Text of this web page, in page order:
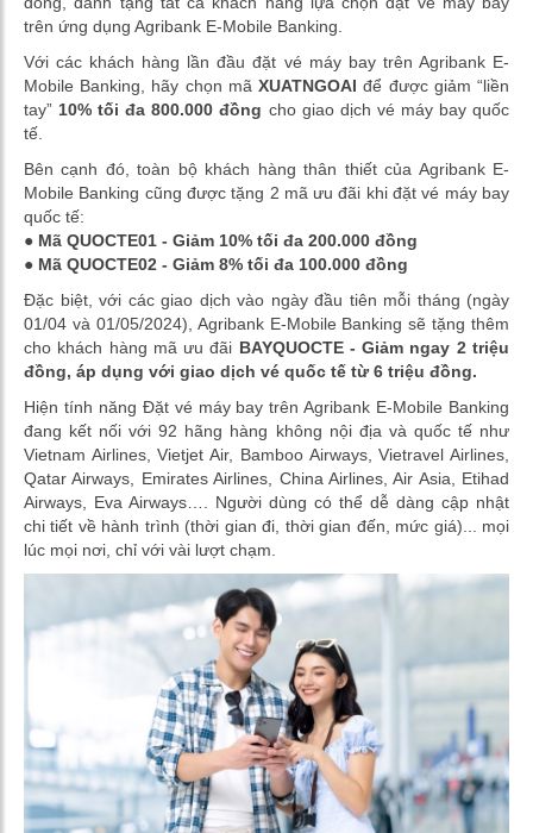
trên ứng dụng Agribank E-Mobile Banking.
Với các khách hàng lần đầu đặt vé máy bay trên Agribank E-
Mobile Banking, hãy chọn mãXUATNGOAI để được giảm “liền
tay”10% tối đa 800.000 đồng cho giao dịch vé máy bay quốc
tế.
Bên cạnh đó, toàn bộ khách hàng thân thiết của Agribank E-
Mobile Banking cũng được tặng 2 mã ưu đãi khi đặt vé máy bay
quốc tế:
● Mã QUOCTE01 - Giảm 10% tối đa 200.000 đồng
● Mã QUOCTE02 - Giảm 8% tối đa 100.000 đồng
Đặc biệt, với các giao dịch vào ngày đầu tiên mỗi tháng (ngày
01/04 và 01/05/2024), Agribank E-Mobile Banking sẽ tặng thêm
cho khách hàng mã ưu đãi BAYQUOCTE - Giảm ngay 2 triệu
đồng, áp dụng với giao dịch vé quốc tế từ 6 triệu đồng.
Hiện tính năng Đặt vé máy bay trên Agribank E-Mobile Banking
đang kết nối với 92 hãng hàng không nội địa và quốc tế như
Vietnam Airlines, Vietjet Air, Bamboo Airways, Vietravel Airlines,
Qatar Airways, Emirates Airlines, China Airlines, Air Asia, Etihad
Airways, Eva Airways…. Người dùng có thể dễ dàng cập nhật
chi tiết về hành trình (thời gian đi, thời gian đến, mức giá)... mọi
lúc mọi nơi, chỉ với vài lượt chạm.